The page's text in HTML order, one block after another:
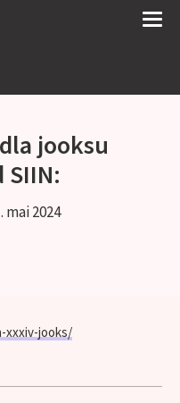
jooksu
mai 2024
xxxiv-jooks/